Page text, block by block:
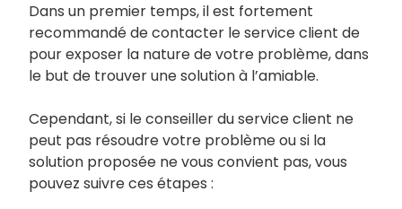
Dans un premier temps, il est fortement
recommandé de contacter le service client de
pour exposer la nature de votre problème, dans
le but de trouver une solution à l’amiable.
Cependant, si le conseiller du service client ne
peut pas résoudre votre problème ou si la
solution proposée ne vous convient pas, vous
pouvez suivre ces étapes :